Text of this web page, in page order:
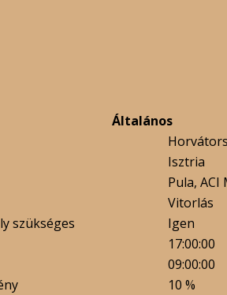
Általános
Isztria
Pula,
Vitorlás
szükséges
Igen
17:00:00
09:00:00
10 %